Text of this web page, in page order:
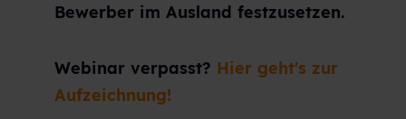
Bewerber im Ausland festzusetzen.
Webinar verpasst? Hier geht's zur
Aufzeichnung!